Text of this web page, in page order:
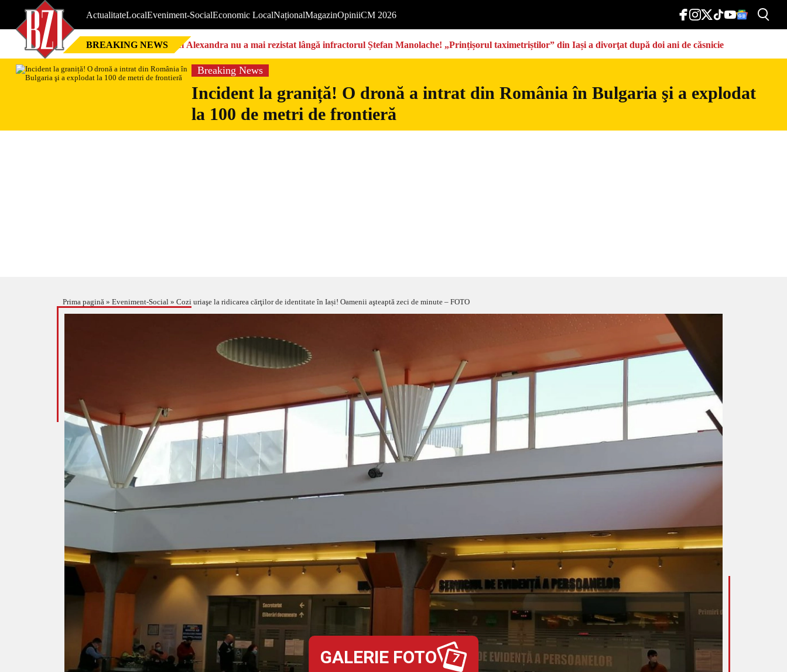
ActualitateLocalEveniment-SocialEconomic LocalNaționalMagazinOpiniiCM 2026
BREAKING NEWS Nici Alexandra nu a mai rezistat lângă infractorul Ștefan Manolache! „Prințișorul taximetriștilor” din Iași a divorţat după doi ani de căsnicie
Breaking News
Incident la graniță! O dronă a intrat din România în Bulgaria şi a explodat
la 100 de metri de frontieră
Prima pagină » Eveniment-Social » Cozi uriaşe la ridicarea cărţilor de identitate în Iași! Oamenii aşteaptă zeci de minute – FOTO
GALERIE FOTO 7